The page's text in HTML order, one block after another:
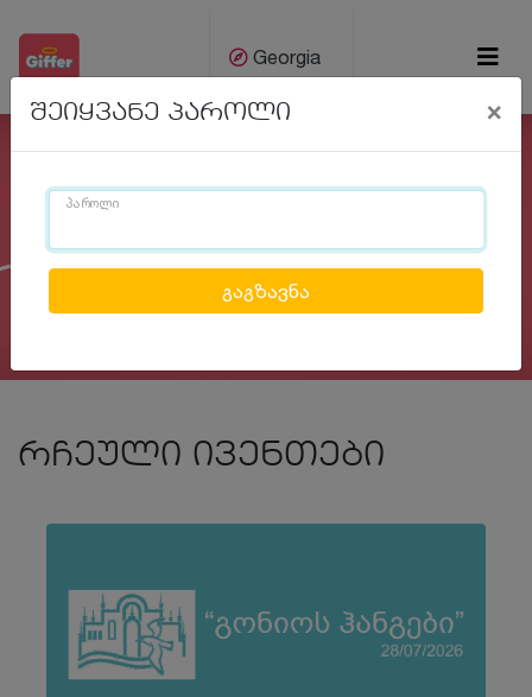
Georgia
Previous
რჩეული ივენთები
შეიყვანე პაროლი ×
პაროლი